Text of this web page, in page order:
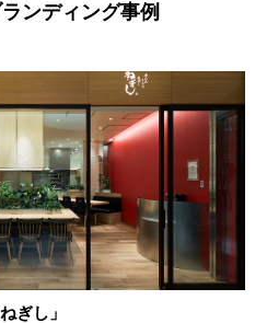
ンディング事例
ぎし」